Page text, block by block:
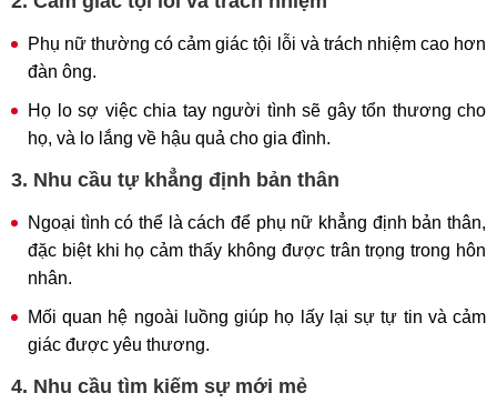
Phụ nữ thường có cảm giác tội lỗi và trách nhiệm cao hơn
đàn ông.
Họ lo sợ việc chia tay người tình sẽ gây tổn thương cho
họ, và lo lắng về hậu quả cho gia đình.
3. Nhu cầu tự khẳng định bản thân
Ngoại tình có thể là cách để phụ nữ khẳng định bản thân,
đặc biệt khi họ cảm thấy không được trân trọng trong hôn
nhân.
Mối quan hệ ngoài luồng giúp họ lấy lại sự tự tin và cảm
giác được yêu thương.
4. Nhu cầu tìm kiếm sự mới mẻ